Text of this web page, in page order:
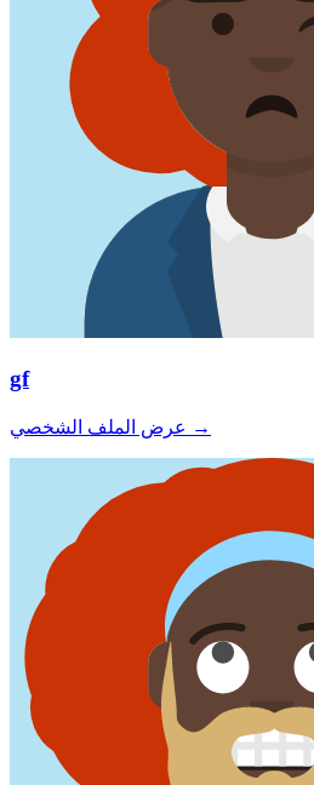
gf
عرض الملف الشخصي →